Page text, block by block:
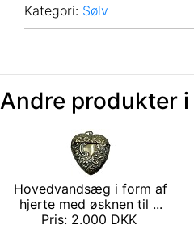
Kategori: Sølv
Andre produkter
Hovedvandsæg i form af
hjerte med øsknen til ...
Pris: 2.000 DKK